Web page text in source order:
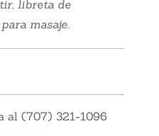
libreta de
masaje.
al (707) 321-1096